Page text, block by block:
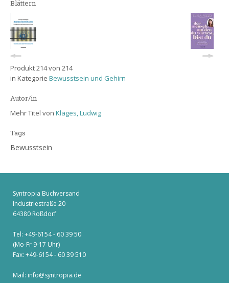
Blättern
Produkt 214 von 214
in Kategorie Bewusstsein und Gehirn
Autor/in
Mehr Titel von Klages, Ludwig
Tags
Bewusstsein
Syntropia Buchversand
Industriestraße 20
64380 Roßdorf
Tel: +49-6154 - 60 39 50
(Mo-Fr 9-17 Uhr)
Fax: +49-6154 - 60 39 510
Mail: info@syntropia.de